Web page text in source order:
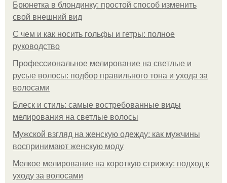
Брюнетка в блондинку: простой способ изменить
свой внешний вид
С чем и как носить гольфы и гетры: полное
руководство
Профессиональное мелирование на светлые и
русые волосы: подбор правильного тона и ухода за
волосами
Блеск и стиль: самые востребованные виды
мелирования на светлые волосы
Мужской взгляд на женскую одежду: как мужчины
воспринимают женскую моду
Мелкое мелирование на короткую стрижку: подход к
уходу за волосами